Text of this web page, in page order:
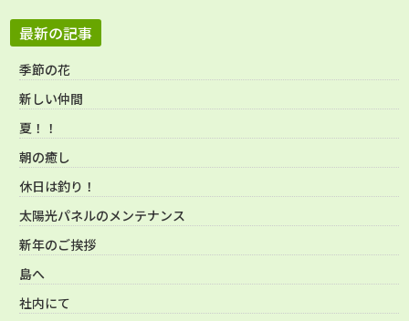
最新の記事
季節の花
新しい仲間
夏！！
朝の癒し
休日は釣り！
太陽光パネルのメンテナンス
新年のご挨拶
島へ
社内にて